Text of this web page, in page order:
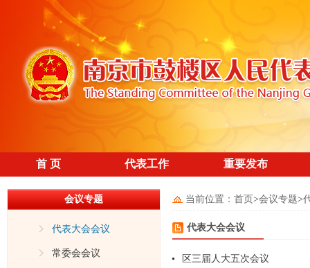
首 页 代表工作 重要发布
会议专题
代表大会会议
常委会会议
当前位置：首页>会议专题>
代表大会会议
区三届人大五次会议